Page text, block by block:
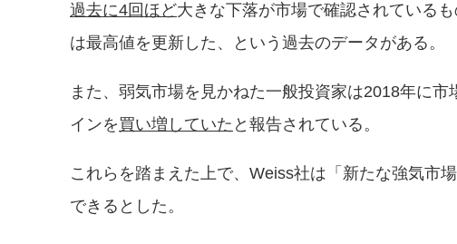
過去に4回ほど大きな下落が市場で確認されている
は最高値を更新した、という過去のデータがある。
また、弱気市場を見かねた一般投資家は2018年に
インを買い増していた と報告されている。
これらを踏まえた上で、Weiss社は「新たな強気市
できるとした。